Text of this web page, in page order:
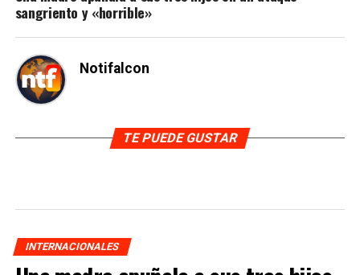
sangriento y «horrible»
Notifalcon
TE PUEDE GUSTAR
INTERNACIONALES